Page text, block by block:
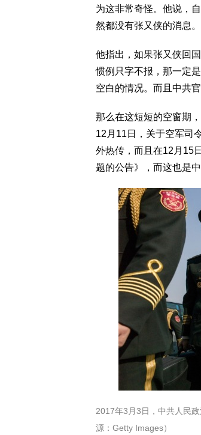
为这非常奇怪。他说，
然都没有张又侠的消息
他指出，如果张又侠回
惯例只字不报，那一定
空白的情况。而且中共
那么在这短短的空窗期
12月11日，关于空军司
外热传，而且在12月15
题的公告》，而这也是
2017年3月3日，中共人民
源：Getty Images）